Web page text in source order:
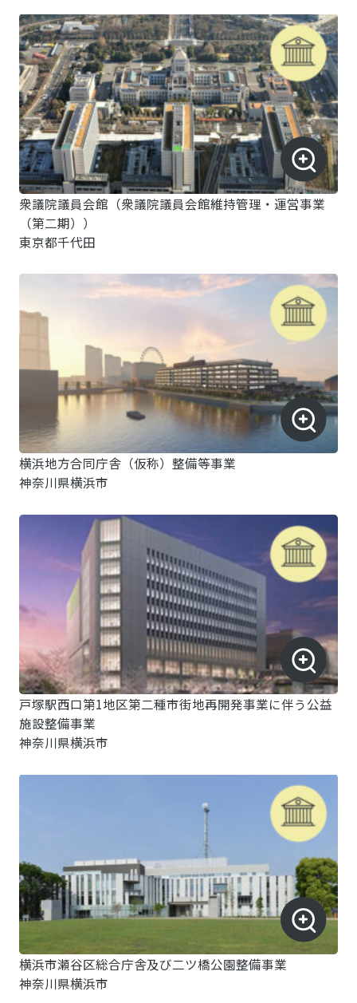
衆議院議員会館（衆議院議員会館維持管理・運営事業
（第二期））
東京都千代田
横浜地方合同庁舎（仮称）整備等事業
神奈川県横浜市
戸塚駅西口第1地区第二種市街地再開発事業に伴う公益
施設整備事業
神奈川県横浜市
横浜市瀬谷区総合庁舎及び二ツ橋公園整備事業
神奈川県横浜市